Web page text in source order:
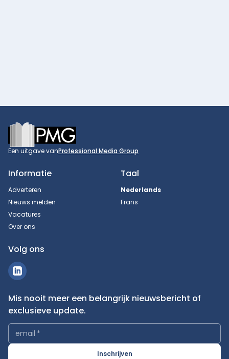
Footer
Een uitgave vanProfessional Media Group
Informatie
Adverteren
Nieuws melden
Vacatures
Over ons
Taal
Nederlands
Frans
Volg ons
Mis nooit meer een belangrijk nieuwsbericht of
exclusieve update.
email *
Inschrijven